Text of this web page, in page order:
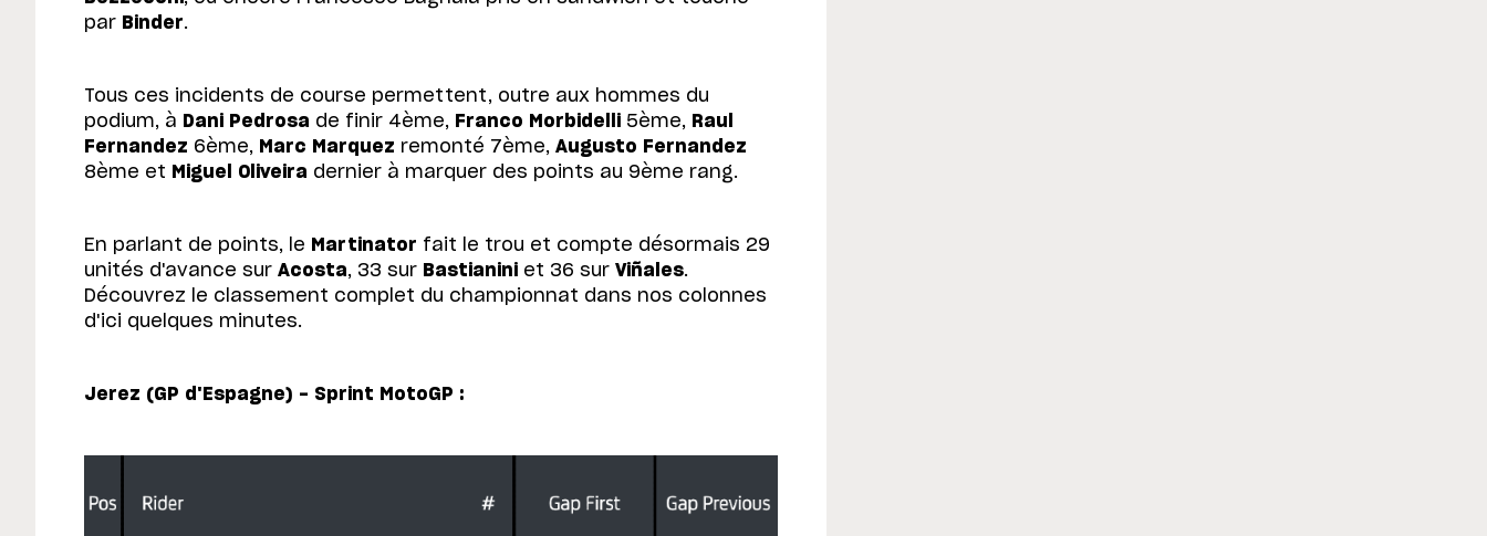
par Binder.
Tous ces incidents de course permettent, outre aux hommes du
podium, à Dani Pedrosa de finir 4ème, Franco Morbidelli 5ème, Raul
Fernandez 6ème, Marc Marquez remonté 7ème, Augusto Fernandez
8ème et Miguel Oliveira dernier à marquer des points au 9ème rang.
En parlant de points, le Martinator fait le trou et compte désormais 29
unités d'avance sur Acosta, 33 sur Bastianini et 36 sur Viñales.
Découvrez le classement complet du championnat dans nos colonnes
d'ici quelques minutes.
Jerez (GP d'Espagne) - Sprint MotoGP :